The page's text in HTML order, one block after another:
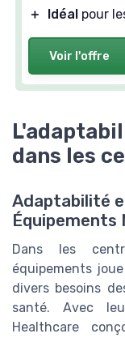
＋
Idéal pour
Voir l'offre
dans les
Adaptabilité
Équipements
Dans les
équipements
divers besoins
santé. Avec
Healthcare